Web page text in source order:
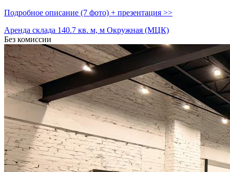
Подробное описание (7 фото) + презентация >>
Аренда склада 140.7 кв. м, м Окружная (МЦК)
Без комиссии